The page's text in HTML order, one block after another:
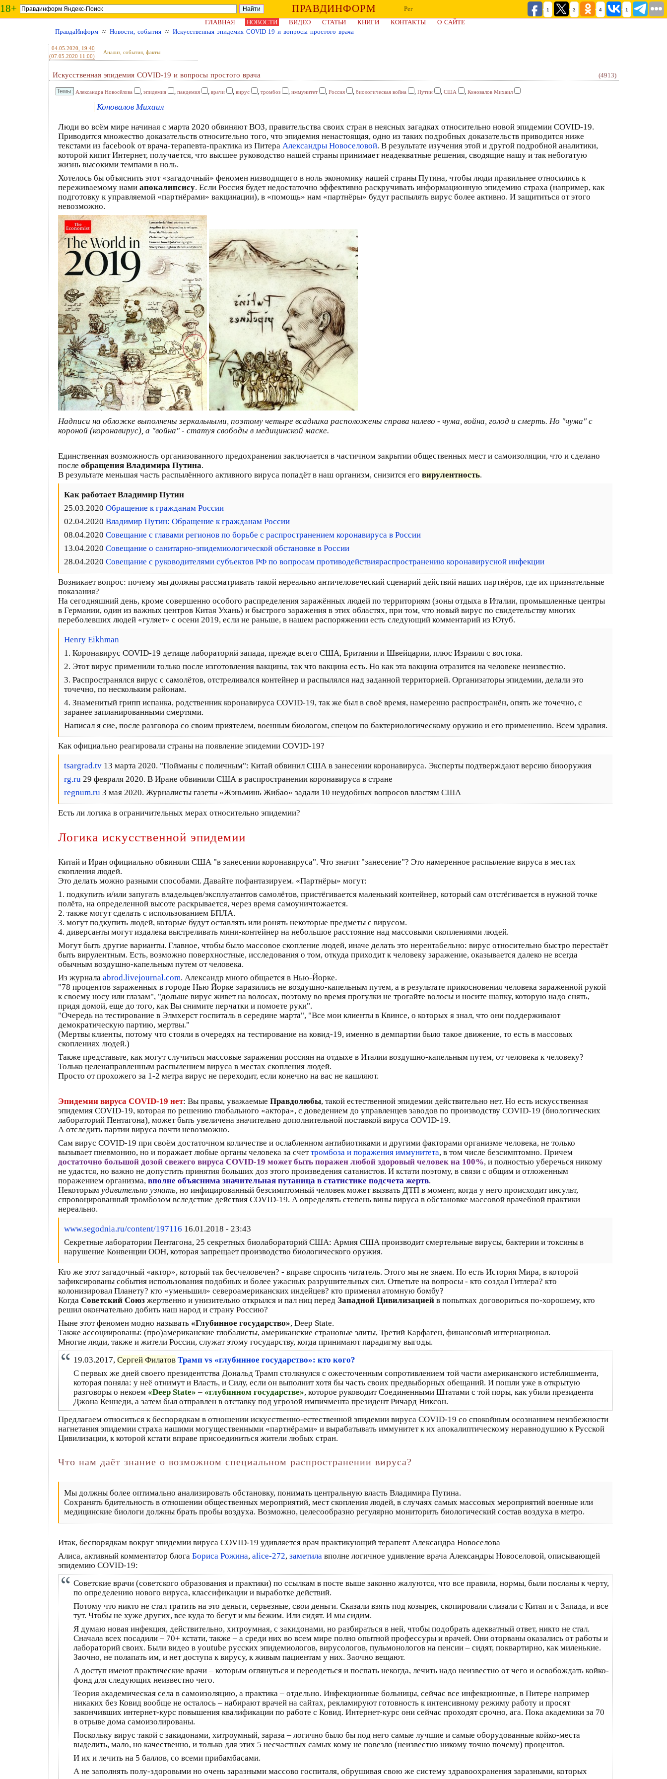
18+ ПРАВДИНФОРМ Рег 1 3 4 1
ГЛАВНАЯ НОВОСТИ ВИДЕО СТАТЬИ КНИГИ КОНТАКТЫ
О САЙТЕ
ПравдаИнформ ≈ Новости, события ≈ Искусственная эпидемия COVID-19 и вопросы простого врача
04.05.2020 , 19:40
(07.05.2020 11:00)
Анализ, события, факты
Искусственная эпидемия COVID-19 и вопросы простого врача (4913)
Александра Новосёлова , эпидемия , пандемия , врачи , вирус , тромбоз , иммунитет , Россия , биологическая война , Путин , США , Коновалов Михаил
Коновалов Михаил
Люди во всём мире начиная с марта 2020 обвиняют ВОЗ, правительства своих стран в неясных загадках относительно новой эпидемии COVID-19.
Приводится множество доказательств относительно того, что эпидемия ненастоящая, одно из таких подробных доказательств приводится ниже
текстами из facebook от врача-терапевта-практика из Питера Александры Новоселовой. В результате изучения этой и другой подробной аналитики,
которой кипит Интернет, получается, что высшее руководство нашей страны принимает неадекватные решения, сводящие нашу и так небогатую
жизнь высокими темпами в ноль.
Хотелось бы объяснить этот «загадочный» феномен низводящего в ноль экономику нашей страны Путина, чтобы люди правильнее относились к
переживаемому нами апокалипсису. Если Россия будет недостаточно эффективно раскручивать информационную эпидемию страха (например, как
подготовку к управляемой «партнёрами» вакцинации), в «помощь» нам «партнёры» будут распылять вирус более активно. И защититься от этого
невозможно.
Надписи на обложке выполнены зеркальными, поэтому четыре всадника расположены справа налево - чума, война, голод и смерть. Но "чума" с
короной (коронавирус), а "война" - статуя свободы в медицинской маске.
Единственная возможность организованного предохранения заключается в частичном закрытии общественных мест и самоизоляции, что и сделано
после обращения Владимира Путина.
В результате меньшая часть распылённого активного вируса попадёт в наш организм, снизится его вирулентность.
Как работает Владимир Путин
25.03.2020 Обращение к гражданам России
02.04.2020 Владимир Путин: Обращение к гражданам России
08.04.2020 Совещание с главами регионов по борьбе с распространением коронавируса в России
13.04.2020 Совещание о санитарно-эпидемиологической обстановке в России
28.04.2020 Совещание с руководителями субъектов РФ по вопросам противодействияраспространению коронавирусной инфекции
Возникает вопрос: почему мы должны рассматривать такой нереально античеловеческий сценарий действий наших партнёров, где их признательные
показания?
На сегодняшний день, кроме совершенно особого распределения заражённых людей по территориям (зоны отдыха в Италии, промышленные центры
в Германии, один из важных центров Китая Ухань) и быстрого заражения в этих областях, при том, что новый вирус по свидетельству многих
переболевших людей «гуляет» с осени 2019, если не раньше, в нашем распоряжении есть следующий комментарий из Ютуб.
Henry Eikhman
1. Коронавирус COVID-19 детище лабораторий запада, прежде всего США, Британии и Швейцарии, плюс Израиля с востока.
2. Этот вирус применили только после изготовления вакцины, так что вакцина есть. Но как эта вакцина отразится на человеке неизвестно.
3. Распространялся вирус с самолётов, отстреливался контейнер и распылялся над заданной территорией. Организаторы эпидемии, делали это
точечно, по нескольким районам.
4. Знаменитый грипп испанка, родственник коронавируса COVID-19, так же был в своё время, намеренно распространён, опять же точечно, с
заранее запланированными смертями.
Написал я сие, после разговора со своим приятелем, военным биологом, спецом по бактериологическому оружию и его применению. Всем здравия.
Как официально реагировали страны на появление эпидемии COVID-19?
tsargrad.tv 13 марта 2020. "Пойманы с поличным": Китай обвинил США в занесении коронавируса. Эксперты подтверждают версию биооружия
rg.​ru 29 февраля 2020. В Иране обвинили США в распространении коронавируса в стране
regnum.​ru 3 мая 2020. Журналисты газеты «Жэньминь Жибао» задали 10 неудобных вопросов властям США
Есть ли логика в ограничительных мерах относительно эпидемии?
Логика искусственной эпидемии
Китай и Иран официально обвиняли США "в занесении коронавируса". Что значит "занесение"? Это намеренное распыление вируса в местах
скопления людей.
Это делать можно разными способами. Давайте пофантазируем. «Партнёры» могут:
1. подкупить и/или запугать владельцев/эксплуатантов самолётов, пристёгивается маленький контейнер, который сам отстёгивается в нужной точке
полёта, на определенной высоте раскрывается, через время самоуничтожается.
2. также могут сделать с использованием БПЛА.
3. могут подкупить людей, которые будут оставлять или ронять некоторые предметы с вирусом.
4. диверсанты могут издалека выстреливать мини-контейнер на небольшое расстояние над массовыми скоплениями людей.
Могут быть другие варианты. Главное, чтобы было массовое скопление людей, иначе делать это нерентабельно: вирус относительно быстро перестаёт
быть вирулентным. Есть, возможно поверхностные, исследования о том, откуда приходит к человеку заражение, оказывается далеко не всегда
обычным воздушно-капельным путем от человека.
Из журнала abrod.livejournal.com. Александр много общается в Нью-Йорке.
"78 процентов зараженных в городе Нью Йорке заразились не воздушно-капельным путем, а в результате прикосновения человека зараженной рукой
к своему носу или глазам", "дольше вирус живет на волосах, поэтому во время прогулки не трогайте волосы и носите шапку, которую надо снять,
придя домой, еще до того, как Вы снимите перчатки и помоете руки".
"Очередь на тестирование в Элмхерст госпиталь в середине марта", "Все мои клиенты в Квинсе, о которых я знал, что они поддерживают
демократическую партию, мертвы."
(Мертвы клиенты, потому что стояли в очередях на тестирование на ковид-19, именно в демпартии было такое движение, то есть в массовых
скоплениях людей.)
Также представьте, как могут случиться массовые заражения россиян на отдыхе в Италии воздушно-капельным путем, от человека к человеку?
Только целенаправленным распылением вируса в местах скопления людей.
Просто от прохожего за 1-2 метра вирус не переходит, если конечно на вас не кашляют.
Эпидемии вируса COVID-19 нет: Вы правы, уважаемые Правдолюбы, такой естественной эпидемии действительно нет. Но есть искусственная
эпидемия COVID-19, которая по решению глобального «актора», с доведением до управленцев заводов по производству COVID-19 (биологических
лабораторий Пентагона), может быть увеличена значительно дополнительной поставкой вируса COVID-19.
А отследить партии вируса почти невозможно.
Сам вирус COVID-19 при своём достаточном количестве и ослабленном антибиотиками и другими факторами организме человека, не только
вызывает пневмонию, но и поражает любые органы человека за счеттромбоза и поражения иммунитета, в том числе безсимптомно. Причем
достаточно большой дозой свежего вируса COVID-19 может быть поражен любой здоровый человек на 100%, и полностью уберечься никому
не удастся, но важно не допустить принятия больших доз этого произведения сатанистов. И кстати поэтому, в связи с общим и отложенным
поражением организма, вполне объяснима значительная путаница в статистике подсчета жертв.
Некоторым удивительно узнать, но инфицированный безсимптомный человек может вызвать ДТП в момент, когда у него происходит инсульт,
спровоцированный тромбозом вследствие действия COVID-19. А определять степень вины вируса в обстановке массовой врачебной практики
нереально.
www.segodnia.ru/content/197116 16.01.2018 - 23:43
Секретные лаборатории Пентагона, 25 секретных биолабораторий США: Армия США производит смертельные вирусы, бактерии и токсины в
нарушение Конвенции ООН, которая запрещает производство биологического оружия.
Кто же этот загадочный «актор», который так бесчеловечен? - вправе спросить читатель. Этого мы не знаем. Но есть История Мира, в которой
зафиксированы события использования подобных и более ужасных разрушительных сил. Ответьте на вопросы - кто создал Гитлера? кто
колонизировал Планету? кто «уменьшил» североамериканских индейцев? кто применял атомную бомбу?
Когда Советский Союз жертвенно и унизительно открылся и пал ниц перед Западной Цивилизацией в попытках договориться по-хорошему, кто
решил окончательно добить наш народ и страну Россию?
Ныне этот феномен модно называть «Глубинное государство», Deep State.
Также ассоциированы: (про)американские глобалисты, американские страновые элиты, Третий Карфаген, финансовый интернационал.
Многие люди, также и жители России, служат этому государству, когда принимают парадигму выгоды.
19.03.2017, Сергей Филатов Трамп vs «глубинное государство»: кто кого?
С первых же дней своего президентства Дональд Трамп столкнулся с ожесточенным сопротивлением той части американского истеблишмента,
которая поняла: у неё отнимут и Власть, и Силу, если он выполнит хотя бы часть своих предвыборных обещаний. И пошли уже в открытую
разговоры о некоем «Deep State» – «глубинном государстве», которое руководит Соединенными Штатами с той поры, как убили президента
Джона Кеннеди, а затем был отправлен в отставку под угрозой импичмента президент Ричард Никсон.
Предлагаем относиться к беспорядкам в отношении искусственно-естественной эпидемии вируса COVID-19 со спокойным осознанием неизбежности
нагнетания эпидемии страха нашими могущественными «партнёрами» и вырабатывать иммунитет к их апокалиптическому неравнодушию к Русской
Цивилизации, к которой кстати вправе присоединиться жители любых стран.
Что нам даёт знание о возможном специальном распространении вируса?
Мы должны более оптимально анализировать обстановку, понимать центральную власть Владимира Путина.
Сохранять бдительность в отношении общественных мероприятий, мест скопления людей, в случаях самых массовых мероприятий военные или
медицинские биологи должны брать пробы воздуха. Возможно, целесообразно регулярно мониторить биологический состав воздуха в метро.
Итак, беспорядкам вокруг эпидемии вируса COVID-19 удивляется врач практикующий терапевт Александра Новоселова
Алиса, активный комментатор блога Бориса Рожина, alice-272, заметила вполне логичное удивление врача Александры Новоселовой, описывающей
эпидемию COVID-19:
Советские врачи (советского образования и практики) по ссылкам в посте выше законно жалуются, что все правила, нормы, были посланы к черту,
по определению нового вируса, классификации и выработке действий.
Потому что никто не стал тратить на это деньги, серьезные, свои деньги. Сказали взять под козырек, скопировали слизали с Китая и с Запада, и все
тут. Чтобы не хуже других, все куда то бегут и мы бежим. Или сидят. И мы сидим.
Я думаю новая инфекция, действительно, хитроумная, с закидонами, но разбираться в ней, чтобы подобрать адекватный ответ, никто не стал.
Сначала всех посадили – 70+ кстати, также – а среди них во всем мире полно опытной профессуры и врачей. Они оторваны оказались от работы и
лабораторий своих. Были видео в youtube русских эпидемиологов, вирусологов, пульмонологов на пенсии – сидят, поквартирно, как миленькие.
Заочно, не полапать им, и нет доступа к вирусу, к живым пациентам у них. Заочно вещают.
А доступ имеют практические врачи – которым оглянуться и переодеться и поспать некогда, лечить надо неизвестно от чего и освобождать койко-
фонд для следующих неизвестно чего.
Теория академическая села в самоизоляцию, а практика – отдельно. Инфекционные больницы, сейчас все инфекционные, в Питере например
никаких без Ковид вообще не осталось – набирают врачей на сайтах, рекламируют готовность к интенсивному режиму работу и просят
закончивших интернет-курс повышения квалификации по работе с Ковид. Интернет-курс они сейчас проходят срочно, ага. Пока академики за 70
в отрыве дома самоизолированы.
Поскольку вирус такой с закидонами, хитроумный, зараза – логично было бы под него самые лучшие и самые оборудованные койко-места
выделить, мало, но качественно, и только для этих 5 несчастных самых кому не повезло (неизвестно никому точно почему) процентов.
И их и лечить на 5 баллов, со всеми прибамбасами.
А не заполнять полу-здоровыми но очень заразными массово госпиталя, обрушивая свою же систему здравоохранения заразными, которых